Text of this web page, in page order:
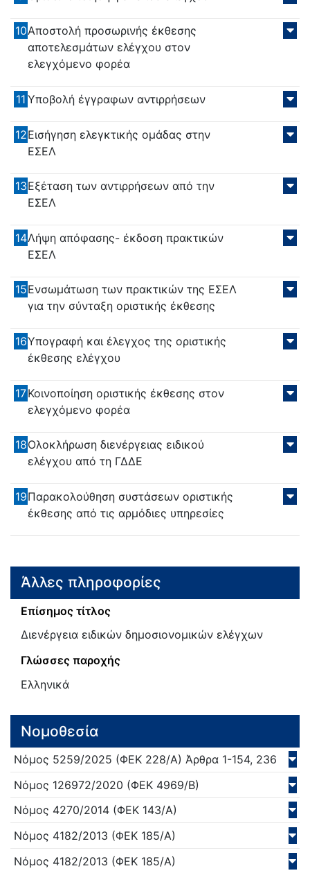
10Αποστολή προσωρινής έκθεσης
αποτελεσμάτων ελέγχου στον
ελεγχόμενο φορέα
11 Υποβολή έγγραφων αντιρρήσεων
12Εισήγηση ελεγκτικής ομάδας στην
ΕΣΕΛ
13Εξέταση των αντιρρήσεων από την
ΕΣΕΛ
14Λήψη απόφασης- έκδοση πρακτικών
ΕΣΕΛ
15Ενσωμάτωση των πρακτικών της ΕΣΕΛ
για την σύνταξη οριστικής έκθεσης
16Υπογραφή και έλεγχος της οριστικής
έκθεσης ελέγχου
17Κοινοποίηση οριστικής έκθεσης στον
ελεγχόμενο φορέα
18Ολοκλήρωση διενέργειας ειδικού
ελέγχου από τη ΓΔΔΕ
19Παρακολούθηση συστάσεων οριστικής
έκθεσης από τις αρμόδιες υπηρεσίες
Άλλες πληροφορίες
Επίσημος τίτλος
Διενέργεια ειδικών δημοσιονομικών ελέγχων
Γλώσσες παροχής
Ελληνικά
Νομοθεσία
Νόμος 5259/2025 (ΦΕΚ 228/Α) Άρθρα 1-154, 236
Νόμος 126972/2020 (ΦΕΚ 4969/Β)
Νόμος 4270/2014 (ΦΕΚ 143/Α)
Νόμος 4182/2013 (ΦΕΚ 185/Α)
Νόμος 4182/2013 (ΦΕΚ 185/Α)